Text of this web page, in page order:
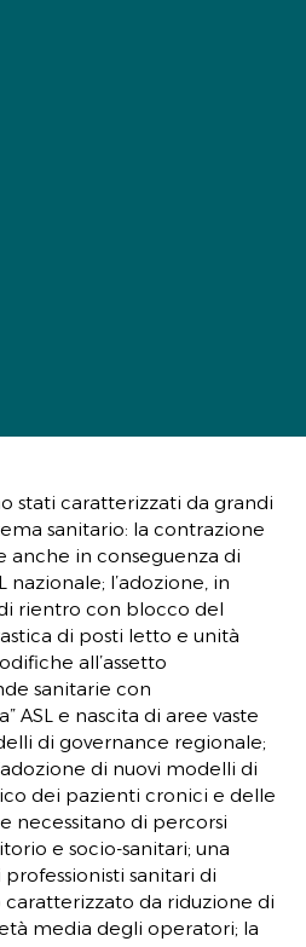
stati caratterizzati da grandi
sanitario: la contrazione
anche in conseguenza di
l’adozione, in
rientro con blocco del
di posti letto e unità
all’assetto
sanitarie con
ASL e nascita di aree vaste
di governance regionale;
di nuovi modelli di
dei pazienti cronici e delle
necessitano di percorsi
e socio-sanitari; una
sanitari di
da riduzione di
media degli operatori; la